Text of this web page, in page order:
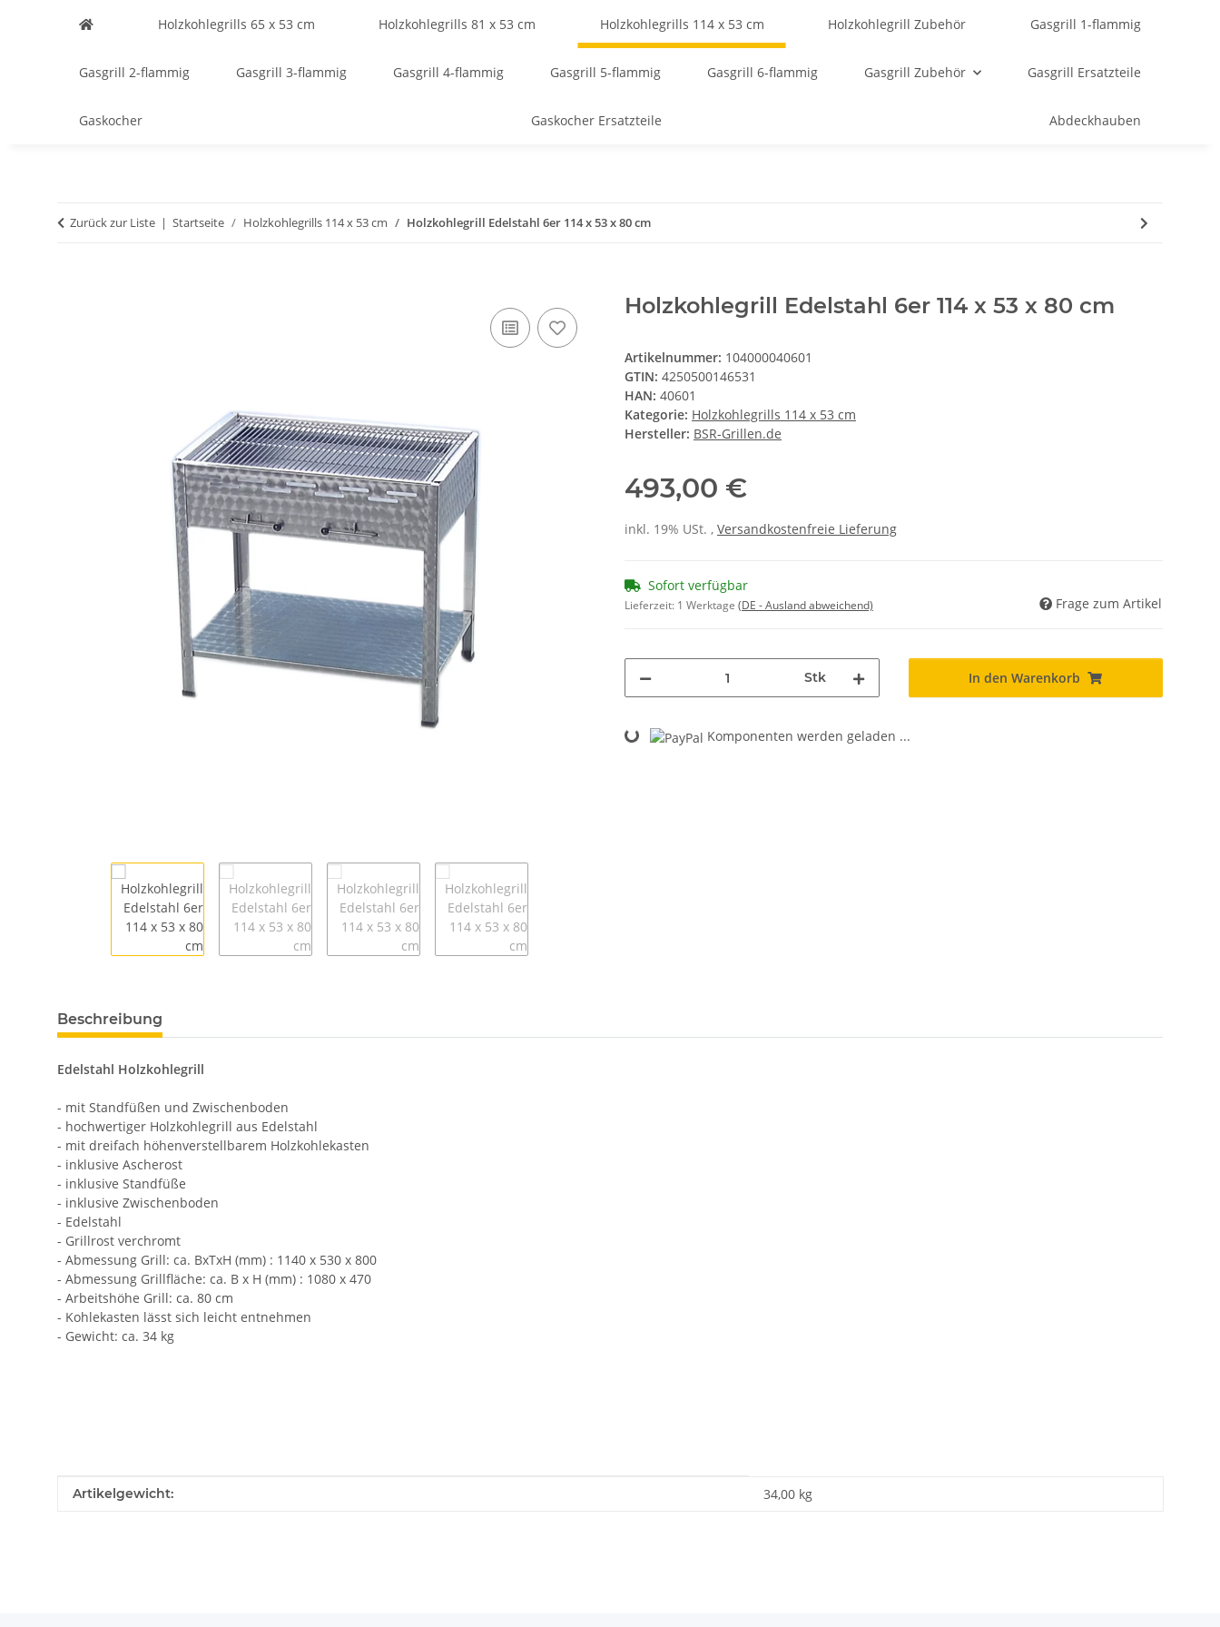
Holzkohlegrills 65 x 53 cm Holzkohlegrills 81 x 53 cm Holzkohlegrills 114 x 53 cm Holzkohlegrill Zubehör Gasgrill 1-flammig
Gasgrill 2-flammig Gasgrill 3-flammig Gasgrill 4-flammig Gasgrill 5-flammig Gasgrill 6-flammig Gasgrill Zubehör Gasgrill Ersatzteile
Gaskocher Gaskocher Ersatzteile Abdeckhauben
Zurück zur Liste Startseite Holzkohlegrills 114 x 53 cm Holzkohlegrill Edelstahl 6er 114 x 53 x 80 cm
Holzkohlegrill Edelstahl 6er 114 x 53 x 80 cm
Artikelnummer: 104000040601
GTIN: 4250500146531
HAN: 40601
Kategorie: Holzkohlegrills 114 x 53 cm
Hersteller: BSR-Grillen.de
493,00 €
inkl. 19% USt. , Versandkostenfreie Lieferung
Sofort verfügbar
Lieferzeit: 1 Werktage (DE - Ausland abweichend) Frage zum Artikel
Stk In den Warenkorb
Loading... Komponenten werden geladen ...
Beschreibung
Edelstahl Holzkohlegrill
- mit Standfüßen und Zwischenboden
- hochwertiger Holzkohlegrill aus Edelstahl
- mit dreifach höhenverstellbarem Holzkohlekasten
- inklusive Ascherost
- inklusive Standfüße
- inklusive Zwischenboden
- Edelstahl
- Grillrost verchromt
- Abmessung Grill: ca. BxTxH (mm) : 1140 x 530 x 800
- Abmessung Grillfläche: ca. B x H (mm) : 1080 x 470
- Arbeitshöhe Grill: ca. 80 cm
- Kohlekasten lässt sich leicht entnehmen
- Gewicht: ca. 34 kg
Produkteigenschaft
Wert
Artikelgewicht: 34,00 kg